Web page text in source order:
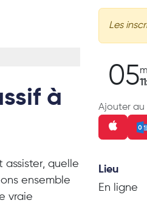
à
assister, quelle
ensemble
vraie
Les
05
Ajouter au
Lieu
En ligne